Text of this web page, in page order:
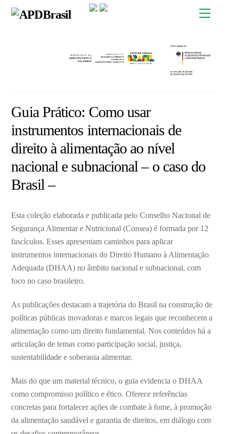
Skip
Guia Prático: Como usar
instrumentos internacionais de
direito à alimentação ao nível
nacional e subnacional – o caso do
Brasil –
Esta coleção elaborada e publicada pelo Conselho Nacional de
Segurança Alimentar e Nutricional (Consea) é formada por 12
fascículos. Esses apresentam caminhos para aplicar
instrumentos internacionais do Direito Humano à Alimentação
Adequada (DHAA) no âmbito nacional e subnacional, com
foco no caso brasileiro.
As publicações destacam a trajetória do Brasil na construção de
políticas públicas inovadoras e marcos legais que reconhecem a
alimentação como um direito fundamental. Nos conteúdos há a
articulação de temas como participação social, justiça,
sustentabilidade e soberania alimentar.
Mais do que um material técnico, o guia evidencia o DHAA
como compromisso político e ético. Oferece referências
concretas para fortalecer ações de combate à fome, à promoção
da alimentação saudável e garantia de direitos, em diálogo com